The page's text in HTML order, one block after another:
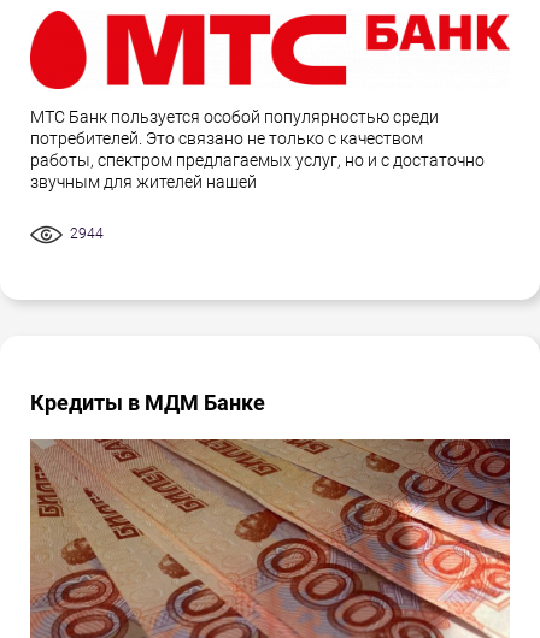
МТС Банк пользуется особой популярностью среди
потребителей. Это связано не только с качеством
работы, спектром предлагаемых услуг, но и с достаточно
звучным для жителей нашей
2944
Кредиты в МДМ Банке